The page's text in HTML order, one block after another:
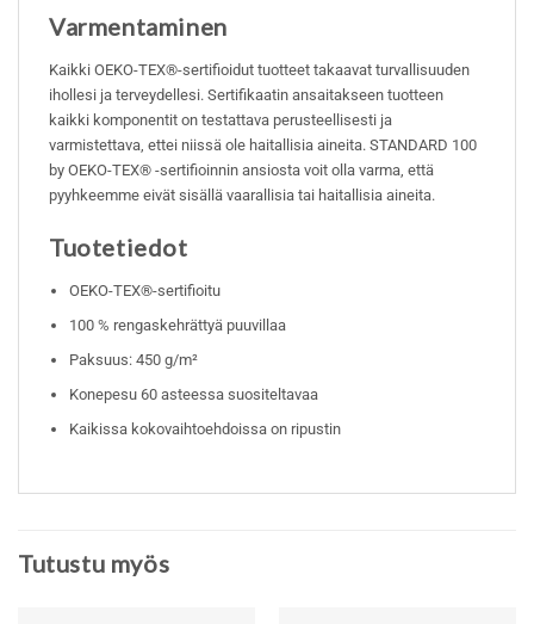
Varmentaminen
Kaikki OEKO-TEX®-sertifioidut tuotteet takaavat turvallisuuden
ihollesi ja terveydellesi. Sertifikaatin ansaitakseen tuotteen
kaikki komponentit on testattava perusteellisesti ja
varmistettava, ettei niissä ole haitallisia aineita. STANDARD 100
by OEKO-TEX® -sertifioinnin ansiosta voit olla varma, että
pyyhkeemme eivät sisällä vaarallisia tai haitallisia aineita.
Tuotetiedot
OEKO-TEX®-sertifioitu
100 % rengaskehrättyä puuvillaa
Paksuus: 450 g/m²
Konepesu 60 asteessa suositeltavaa
Kaikissa kokovaihtoehdoissa on ripustin
Tutustu myös